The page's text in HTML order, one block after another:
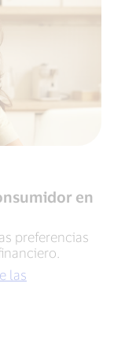
en
preferencias
las